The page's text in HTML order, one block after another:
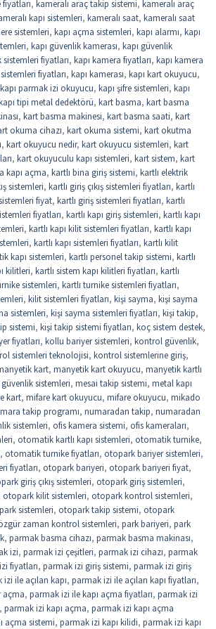
, kameralı araç takip sistemi, kameralı araç
kapı sistemleri, kameralı saat, kameralı saat
sistemleri, kapı açma sistemleri, kapı alarmı, kapı
, kapı güvenlik kamerası, kapı güvenlik
sistemleri fiyatları, kapı kamera fiyatları, kapı kamera
fiyatları, kapı kamerası, kapı kart okuyucu,
kapı parmak izi okuyucu, kapı şifre sistemleri, kapı
tipi metal dedektörü, kart basma, kart basma
, kart basma makinesi, kart basma saati, kart
okuma cihazı, kart okuma sistemi, kart okutma
, kart okuyucu nedir, kart okuyucu sistemleri, kart
, kart okuyuculu kapı sistemleri, kart sistem, kart
kapı açma, kartlı bina giriş sistemi, kartlı elektrik
sistemleri, kartlı giriş çıkış sistemleri fiyatları, kartlı
fiyat, kartlı giriş sistemleri fiyatları, kartlı
fiyatları, kartlı kapı giriş sistemleri, kartlı kapı
, kartlı kapı kilit sistemleri fiyatları, kartlı kapı
, kartlı kapı sistemleri fiyatları, kartlı kilit
kapı sistemleri, kartlı personel takip sistemi, kartlı
kilitleri, kartlı sistem kapı kilitleri fiyatları, kartlı
sistemleri, kartlı turnike sistemleri fiyatları,
, kilit sistemleri fiyatları, kişi sayma, kişi sayma
sistemleri, kişi sayma sistemleri fiyatları, kişi takip,
sistemi, kişi takip sistemi fiyatları, koç sistem destek,
fiyatları, kollu bariyer sistemleri, kontrol güvenlik,
sistemleri teknolojisi, kontrol sistemlerine giriş,
kart, manyetik kart okuyucu, manyetik kartlı
sistemleri, mesai takip sistemi, metal kapı
kart, mifare kart okuyucu, mifare okuyucu, mikado
takip programı, numaradan takip, numaradan
sistemleri, ofis kamera sistemi, ofis kameraları,
, otomatik kartlı kapı sistemleri, otomatik turnike,
, otomatik turnike fiyatları, otopark bariyer sistemleri,
fiyatları, otopark bariyeri, otopark bariyeri fiyat,
giriş çıkış sistemleri, otopark giriş sistemleri,
otopark kilit sistemleri, otopark kontrol sistemleri,
sistemleri, otopark takip sistemi, otopark
zaman kontrol sistemleri, park bariyeri, park
, parmak basma cihazı, parmak basma makinası,
izi, parmak izi çeşitleri, parmak izi cihazı, parmak
fiyatları, parmak izi giriş sistemi, parmak izi giriş
ile açılan kapı, parmak izi ile açılan kapı fiyatları,
açma, parmak izi ile kapı açma fiyatları, parmak izi
, parmak izi kapı açma, parmak izi kapı açma
açma sistemi, parmak izi kapı kilidi, parmak izi kapı